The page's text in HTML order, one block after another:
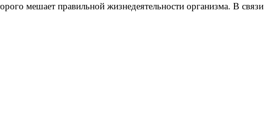
мешает правильной жизнедеятельности организма. В связи